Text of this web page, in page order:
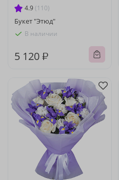
4.9 (110)
Букет "Этюд"
В наличии
5 120 ₽